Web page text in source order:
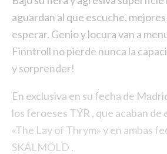
aguardan al que escuche,
esperar. Genio y locura van a
Finntroll no pierde nunca la
y sorprender!
En exclusiva en su fecha de
los feroeses TÝR , que acaban de
«The Lay of Thrym» y en ambas
SKÁLMÖLD .